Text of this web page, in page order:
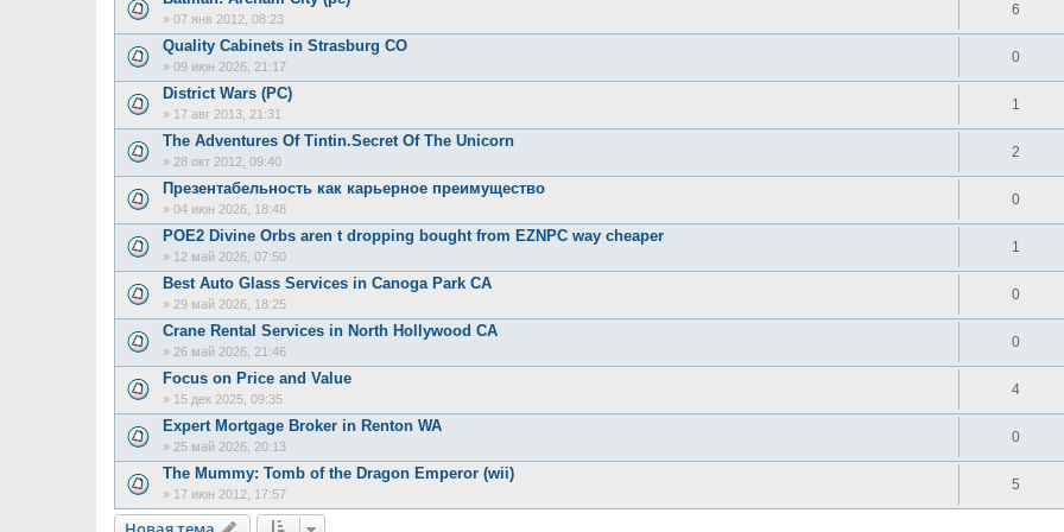
» 07 янв 2012, 08:23
6
Quality Cabinets in Strasburg CO
» 09 июн 2026, 21:17
0
District Wars (PC)
» 17 авг 2013, 21:31
1
The Adventures Of Tintin.Secret Of The Unicorn
» 28 окт 2012, 09:40
2
Презентабельность как карьерное преимущество
» 04 июн 2026, 18:48
0
POE2 Divine Orbs aren t dropping bought from EZNPC way cheaper
» 12 май 2026, 07:50
1
Best Auto Glass Services in Canoga Park CA
» 29 май 2026, 18:25
0
Crane Rental Services in North Hollywood CA
» 26 май 2026, 21:46
0
Focus on Price and Value
» 15 дек 2025, 09:35
4
Expert Mortgage Broker in Renton WA
» 25 май 2026, 20:13
0
The Mummy: Tomb of the Dragon Emperor (wii)
» 17 июн 2012, 17:57
5